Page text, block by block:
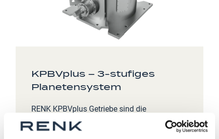
KPBVplus – 3-stufiges
Planetensystem
RENK KPBVplus Getriebe sind die
Antriebslösung für VRM für Zement und
Mineralien.